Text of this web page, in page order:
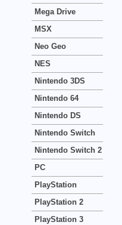
Mega Drive
MSX
Neo Geo
NES
Nintendo 3DS
Nintendo 64
Nintendo DS
Nintendo Switch
Nintendo Switch 2
PC
PlayStation
PlayStation 2
PlayStation 3